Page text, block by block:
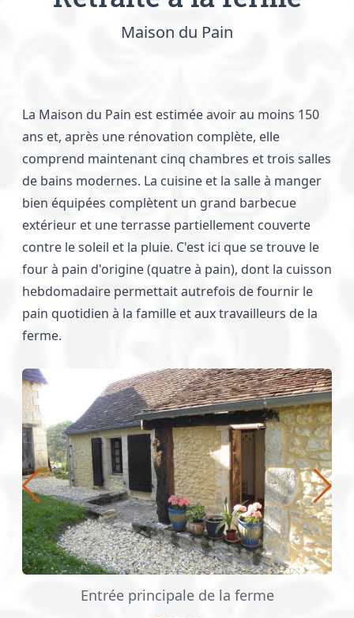
Maison du Pain
La Maison du Pain est estimée avoir au moins 150
ans et, après une rénovation complète, elle
comprend maintenant cinq chambres et trois salles
de bains modernes. La cuisine et la salle à manger
bien équipées complètent un grand barbecue
extérieur et une terrasse partiellement couverte
contre le soleil et la pluie. C'est ici que se trouve le
four à pain d'origine (quatre à pain), dont la cuisson
hebdomadaire permettait autrefois de fournir le
pain quotidien à la famille et aux travailleurs de la
ferme.
Entrée principale de la ferme